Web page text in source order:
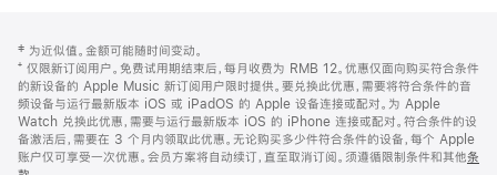
页
页
脚
注
‡ 为近似值。金额可能随时间变动。
⁺ 仅限新订阅用户。免费试用期结束后，每月收费为 RMB 12。优惠仅面向购买符合条件
的新设备的 Apple Music 新订阅用户限时提供。要兑换此优惠，需要将符合条件的音
频设备与运行最新版本 iOS 或 iPadOS 的 Apple 设备连接或配对。为 Apple
Watch 兑换此优惠，需要与运行最新版本 iOS 的 iPhone 连接或配对。符合条件的设
备激活后，需要在 3 个月内领取此优惠。无论购买多少件符合条件的设备，每个 Apple
账户仅可享受一次优惠。会员方案将自动续订，直至取消订阅。须遵循限制条件和其他条